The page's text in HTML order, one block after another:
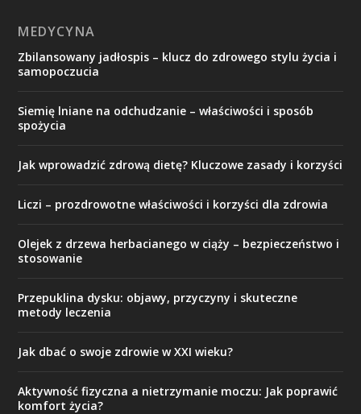
MEDYCYNA
Zbilansowany jadłospis – klucz do zdrowego stylu życia i
samopoczucia
Siemię lniane na odchudzanie – właściwości i sposób
spożycia
Jak wprowadzić zdrową dietę? Kluczowe zasady i korzyści
Liczi – prozdrowotne właściwości i korzyści dla zdrowia
Olejek z drzewa herbacianego w ciąży – bezpieczeństwo i
stosowanie
Przepuklina dysku: objawy, przyczyny i skuteczne
metody leczenia
Jak dbać o swoje zdrowie w XXI wieku?
Aktywność fizyczna a nietrzymanie moczu: Jak poprawić
komfort życia?